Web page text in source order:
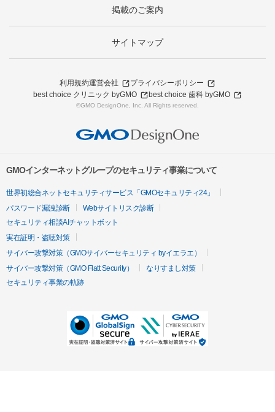
掲載のご案内
サイトマップ
利用規約運営会社
プライバシーポリシー
best choice クリニック byGMO
best choice 歯科 byGMO
©GMO DesignOne, Inc. All Rights reserved.
GMOインターネットグループのセキュリティ事業について
世界初総合ネットセキュリティサービス「GMOセキュリティ24」
パスワード漏洩診断
Webサイトリスク診断
セキュリティ相談AIチャットボット
実在証明・盗聴対策
サイバー攻撃対策（GMOサイバーセキュリティ byイエラエ）
サイバー攻撃対策（GMO Flatt Security）
なりすまし対策
セキュリティ事業の軌跡